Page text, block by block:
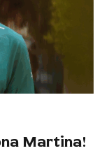
Martina!